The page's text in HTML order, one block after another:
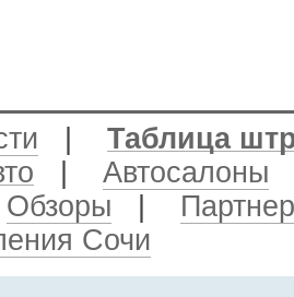
Таблица
Автосалоны
Обзоры
Сочи